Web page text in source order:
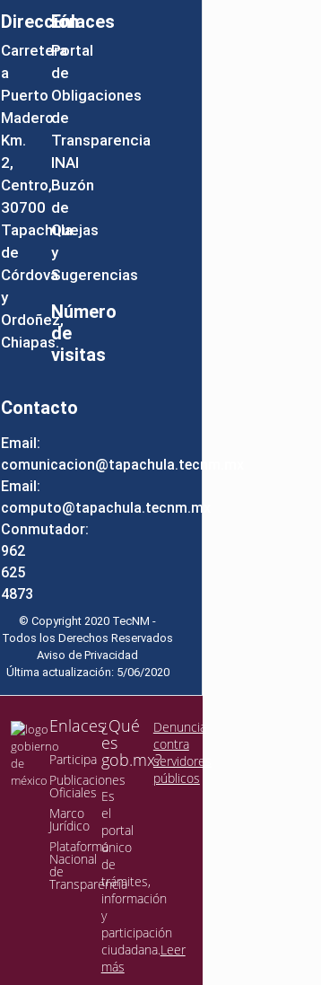
Dirección
Carretera
a
Puerto
Madero
Km.
2,
Centro,
30700
Tapachula
de
Córdova
y
Ordoñez,
Chiapas.
Contacto
Email:
comunicacion@tapachula.tecnm.mx
Email:
computo@tapachula.tecnm.mx
Conmutador:
962
625
4873
Enlaces
Portal
de
Obligaciones
de
Transparencia
INAI
Buzón
de
Quejas
y
Sugerencias
Número
de
visitas
© Copyright 2020 TecNM -
Todos los Derechos Reservados
Aviso de Privacidad
Última actualización: 5/06/2020
Enlaces
Participa
Publicaciones
Oficiales
Marco
Jurídico
Plataforma
Nacional
de
Transparencia
¿Qué
es
gob.mx?
Es
el
portal
único
de
trámites,
información
y
participación
ciudadana.Leer
más
Denuncia
contra
servidores
públicos